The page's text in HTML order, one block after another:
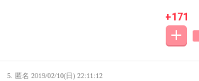
+171
5. 匿名 2019/02/10(日) 22:11:12